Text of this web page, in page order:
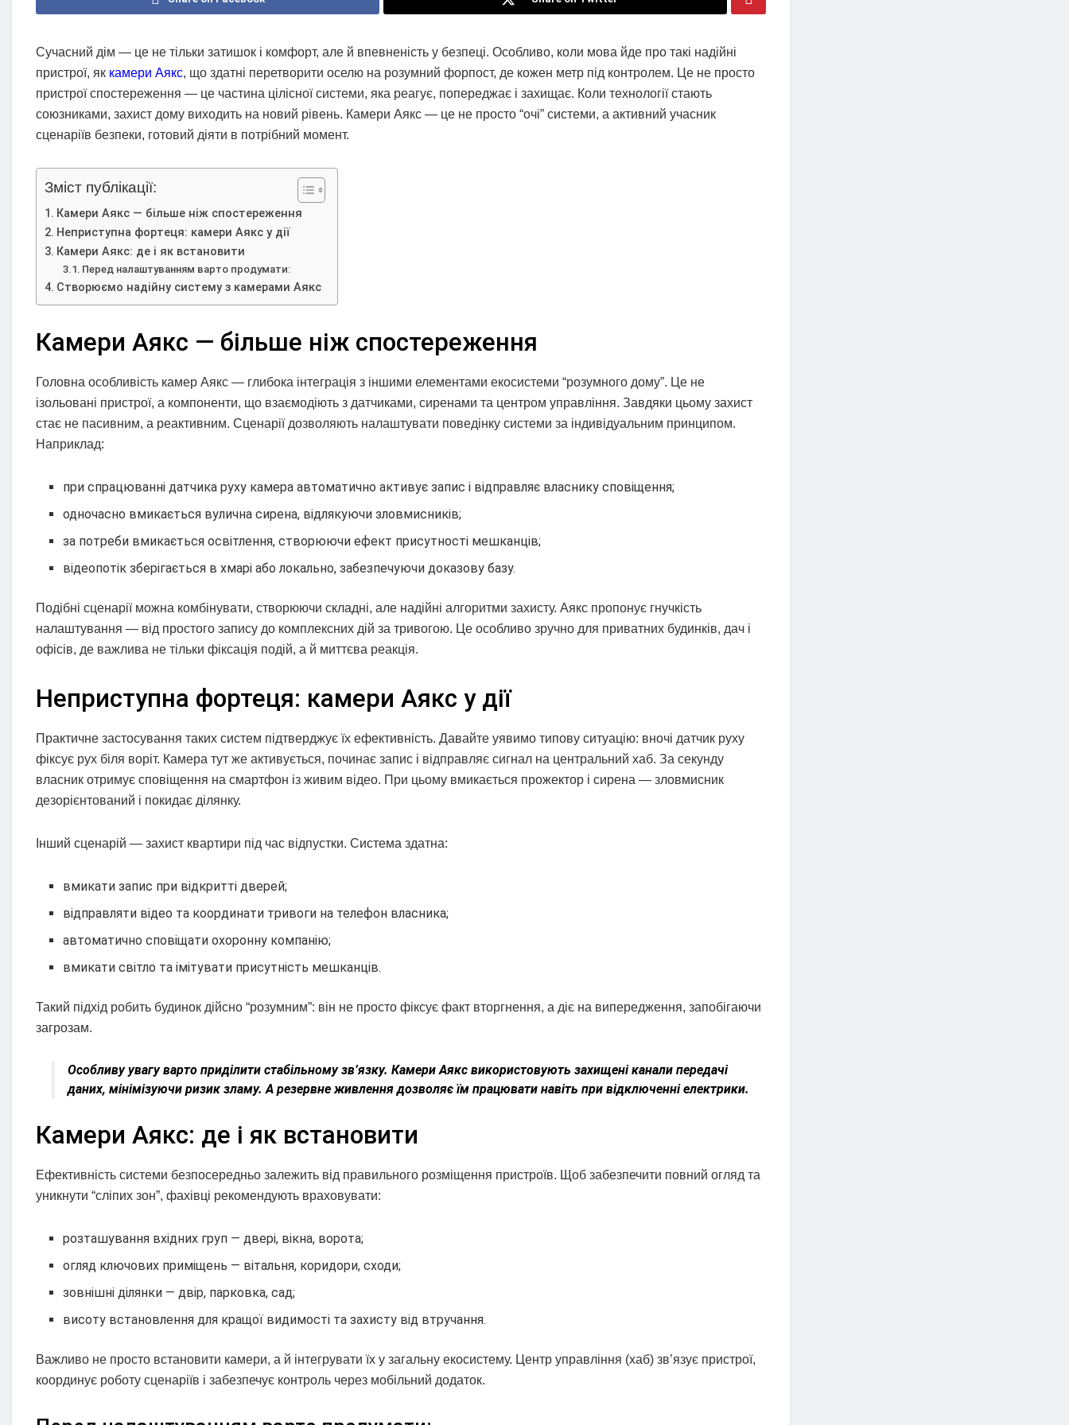
Сучасний дім — це не тільки затишок і комфорт, але й впевненість у безпеці. Особливо, коли мова йде про такі надійні
пристрої, як камери Аякс, що здатні перетворити оселю на розумний форпост, де кожен метр під контролем. Це не просто
пристрої спостереження — це частина цілісної системи, яка реагує, попереджає і захищає. Коли технології стають
союзниками, захист дому виходить на новий рівень. Камери Аякс — це не просто “очі” системи, а активний учасник
сценаріїв безпеки, готовий діяти в потрібний момент.
Зміст публікації:
Камери Аякс — більше ніж спостереження
Неприступна фортеця: камери Аякс у дії
Камери Аякс: де і як встановити
Перед налаштуванням варто продумати:
Створюємо надійну систему з камерами Аякс
Камери Аякс — більше ніж спостереження
Головна особливість камер Аякс — глибока інтеграція з іншими елементами екосистеми “розумного дому”. Це не
ізольовані пристрої, а компоненти, що взаємодіють з датчиками, сиренами та центром управління. Завдяки цьому захист
стає не пасивним, а реактивним. Сценарії дозволяють налаштувати поведінку системи за індивідуальним принципом.
Наприклад:
при спрацюванні датчика руху камера автоматично активує запис і відправляє власнику сповіщення;
одночасно вмикається вулична сирена, відлякуючи зловмисників;
за потреби вмикається освітлення, створюючи ефект присутності мешканців;
відеопотік зберігається в хмарі або локально, забезпечуючи доказову базу.
Подібні сценарії можна комбінувати, створюючи складні, але надійні алгоритми захисту. Аякс пропонує гнучкість
налаштування — від простого запису до комплексних дій за тривогою. Це особливо зручно для приватних будинків, дач і
офісів, де важлива не тільки фіксація подій, а й миттєва реакція.
Неприступна фортеця: камери Аякс у дії
Практичне застосування таких систем підтверджує їх ефективність. Давайте уявимо типову ситуацію: вночі датчик руху
фіксує рух біля воріт. Камера тут же активується, починає запис і відправляє сигнал на центральний хаб. За секунду
власник отримує сповіщення на смартфон із живим відео. При цьому вмикається прожектор і сирена — зловмисник
дезорієнтований і покидає ділянку.
Інший сценарій — захист квартири під час відпустки. Система здатна:
вмикати запис при відкритті дверей;
відправляти відео та координати тривоги на телефон власника;
автоматично сповіщати охоронну компанію;
вмикати світло та імітувати присутність мешканців.
Такий підхід робить будинок дійсно “розумним”: він не просто фіксує факт вторгнення, а діє на випередження, запобігаючи
загрозам.
Особливу увагу варто приділити стабільному зв’язку. Камери Аякс використовують захищені канали передачі
даних, мінімізуючи ризик зламу. А резервне живлення дозволяє їм працювати навіть при відключенні електрики.
Камери Аякс: де і як встановити
Ефективність системи безпосередньо залежить від правильного розміщення пристроїв. Щоб забезпечити повний огляд та
уникнути “сліпих зон”, фахівці рекомендують враховувати:
розташування вхідних груп — двері, вікна, ворота;
огляд ключових приміщень — вітальня, коридори, сходи;
зовнішні ділянки — двір, парковка, сад;
висоту встановлення для кращої видимості та захисту від втручання.
Важливо не просто встановити камери, а й інтегрувати їх у загальну екосистему. Центр управління (хаб) зв’язує пристрої,
координує роботу сценаріїв і забезпечує контроль через мобільний додаток.